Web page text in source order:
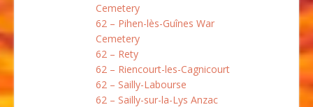
Cemetery
62 – Pihen-lès-Guînes War
Cemetery
62 – Rety
62 – Riencourt-les-Cagnicourt
62 – Sailly-Labourse
62 – Sailly-sur-la-Lys Anzac